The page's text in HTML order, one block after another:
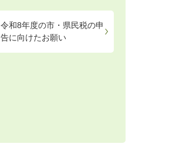
令和8年度の市・県民税の申
告に向けたお願い